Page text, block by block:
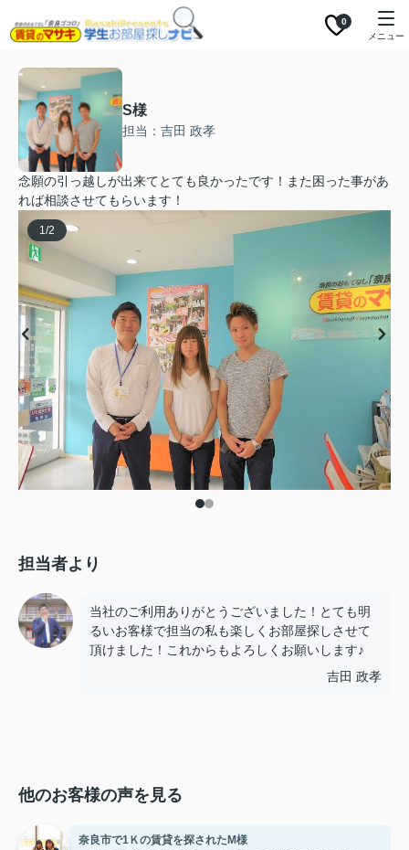
0
メニュー
S様
担当：吉田 政孝
念願の引っ越しが出来てとても良かったです！また困った事があ
れば相談させてもらいます！
1/2
担当者より
当社のご利用ありがとうございました！とても明
るいお客様で担当の私も楽しくお部屋探しさせて
頂けました！これからもよろしくお願いします♪
吉田 政孝
他のお客様の声を見る
奈良市で1Ｋの賃貸を探されたM様